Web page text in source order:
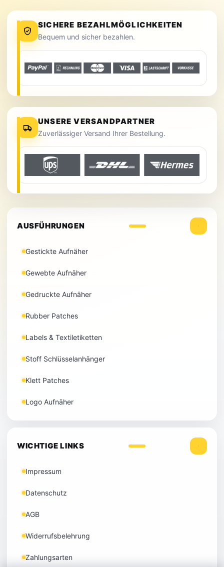
SICHERE BEZAHLMÖGLICHKEITEN
Bequem und sicher bezahlen.
UNSERE VERSANDPARTNER
Zuverlässiger Versand Ihrer Bestellung.
AUSFÜHRUNGEN
Gestickte Aufnäher
Gewebte Aufnäher
Gedruckte Aufnäher
Rubber Patches
Labels & Textiletiketten
Stoff Schlüsselanhänger
Klett Patches
Logo Aufnäher
WICHTIGE LINKS
Impressum
Datenschutz
AGB
Widerrufsbelehrung
Zahlungsarten